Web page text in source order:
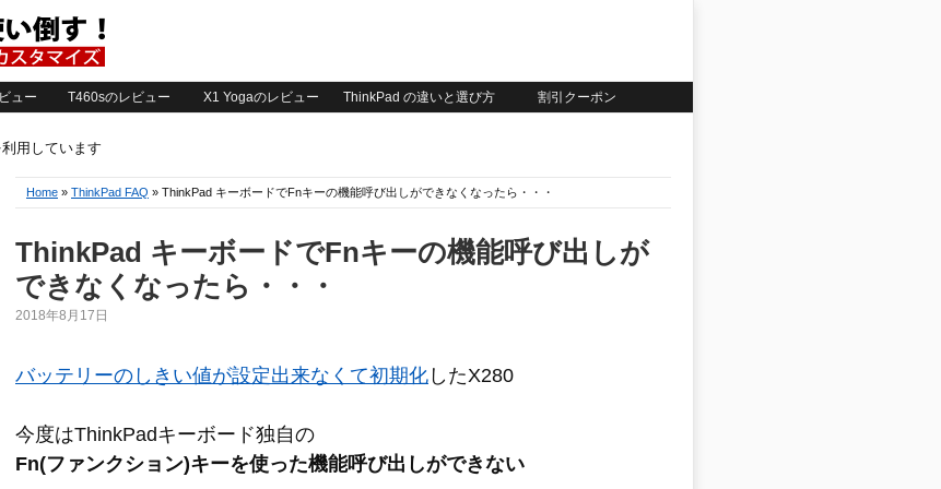
ュー T460sのレビュー X1 Yogaのレビュー ThinkPad の違いと選び方 割引クーポン
用しています
Home » ThinkPad FAQ » ThinkPad キーボードでFnキーの機能呼び出しができなくなったら・・・
ThinkPad キーボードでFnキーの機能呼び出しが
できなくなったら・・・
2018年8月17日
バッテリーのしきい値が設定出来なくて初期化 したX280
今度はThinkPadキーボード独自の
Fn(ファンクション)キーを使った機能呼び出しができない